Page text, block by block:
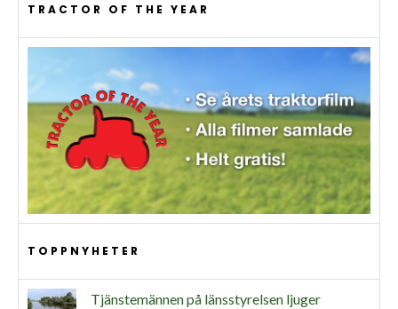
TRACTOR OF THE YEAR
TOPPNYHETER
Tjänstemännen på länsstyrelsen ljuger